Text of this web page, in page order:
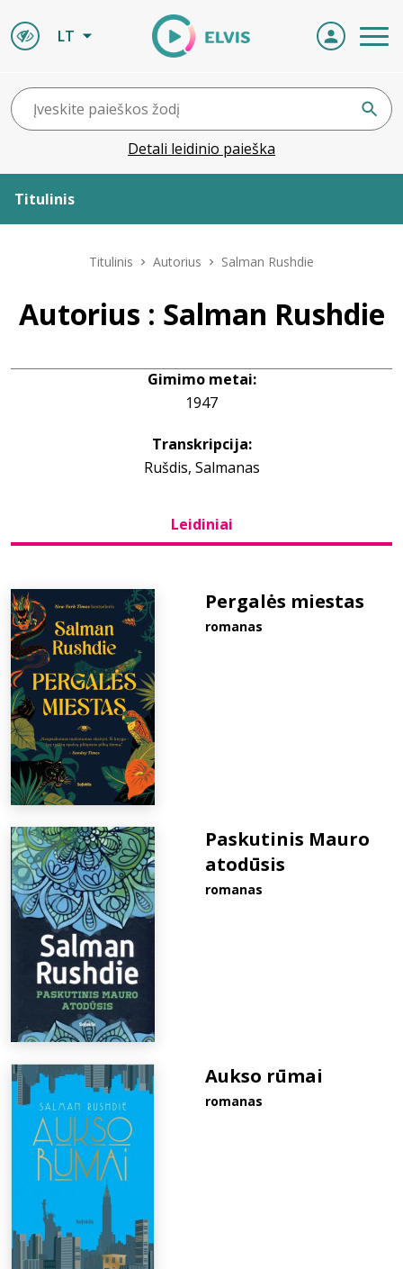
LT
Detali leidinio paieška
Titulinis
Leidiniai
info@elvislab.lt
Titulinis Autorius Salman Rushdie
Autorius : Salman Rushdie
Gimimo metai:
1947
Transkripcija:
Rušdis, Salmanas
Leidiniai
Pergalės miestas
romanas
Paskutinis Mauro
atodūsis
romanas
Aukso rūmai
romanas